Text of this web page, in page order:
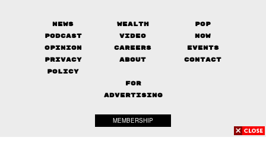
News Wealth
Pop
Podcast
Video
Now
Opinion
Careers
Events
Privacy
Policy
About Contact
FOR
ADVERTISING
MEMBERSHIP